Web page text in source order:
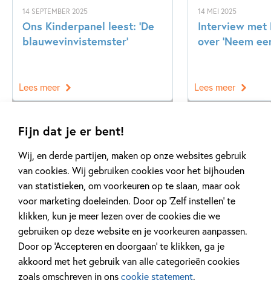
Fijn dat je er bent!
Wij, en derde partijen, maken op onze websites gebruik
van cookies. Wij gebruiken cookies voor het bijhouden
van statistieken, om voorkeuren op te slaan, maar ook
voor marketing doeleinden. Door op ‘Zelf instellen’ te
klikken, kun je meer lezen over de cookies die we
gebruiken op deze website en je voorkeuren aanpassen.
Door op ‘Accepteren en doorgaan’ te klikken, ga je
akkoord met het gebruik van alle categorieën cookies
zoals omschreven in onscookie statement.
14 SEPTEMBER 2025
Ons Kinderpanel leest: ‘De
blauwevinvistemster’
Lees meer
14 MEI 2025
Interview met
over ‘Neem
Lees meer
Bekijk alle artikelen
Meer van deze auteur